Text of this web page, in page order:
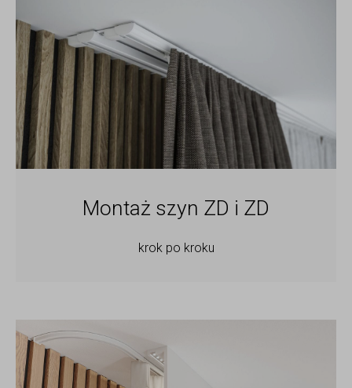
Montaż szyn ZD i ZD
krok po kroku